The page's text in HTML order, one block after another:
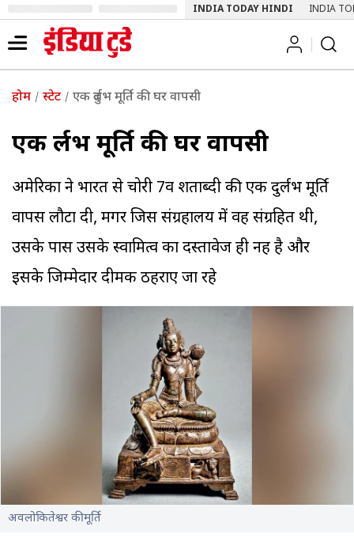
INDIA TODAY HINDI INDIA
होम स्टेट एक दुर्लभ मूर्ति की घर वापसी
एक दुर्लभ मूर्ति की घर वापसी
अमेरिका ने भारत से चोरी 7वीं शताब्दी की एक दुर्लभ मूर्ति
वापस लौटा दी, मगर जिस संग्रहालय में वह संग्रहित थी,
उसके पास उसके स्वामित्व का दस्तावेज ही नहीं है और
इसके जिम्मेदार दीमक ठहराए जा रहे
अवलोकितेश्वर की मूर्ति